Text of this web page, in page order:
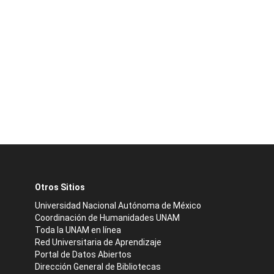
Otros Sitios
Universidad Nacional Autónoma de México
Coordinación de Humanidades UNAM
Toda la UNAM en línea
Red Universitaria de Aprendizaje
Portal de Datos Abiertos
Dirección General de Bibliotecas